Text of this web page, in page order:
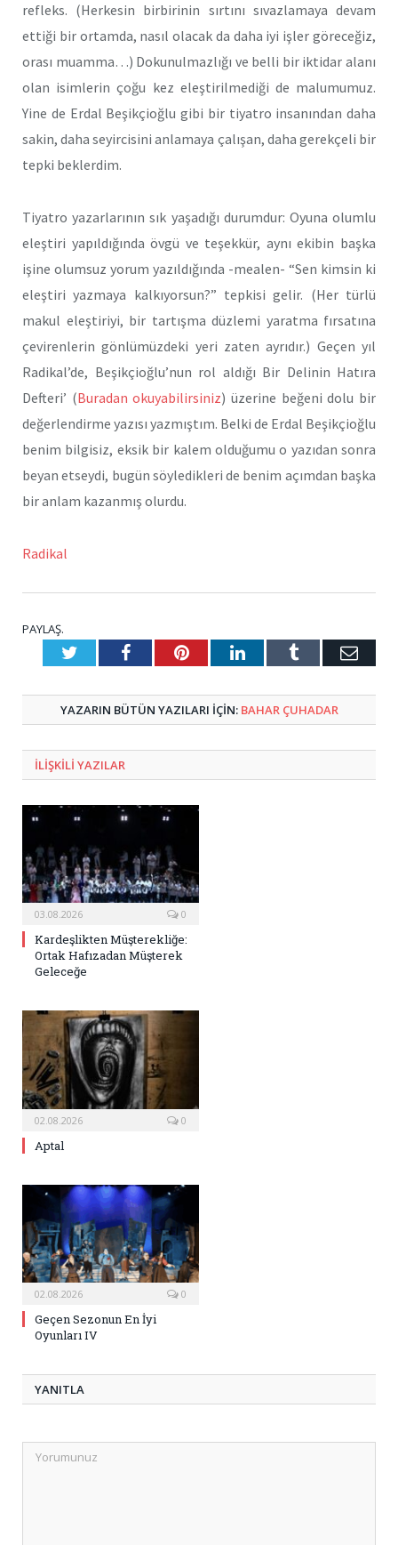
refleks. (Herkesin birbirinin sırtını sıvazlamaya devam
ettiği bir ortamda, nasıl olacak da daha iyi işler göreceğiz,
orası muamma…) Dokunulmazlığı ve belli bir iktidar alanı
olan isimlerin çoğu kez eleştirilmediği de malumumuz.
Yine de Erdal Beşikçioğlu gibi bir tiyatro insanından daha
sakin, daha seyircisini anlamaya çalışan, daha gerekçeli bir
tepki beklerdim.
Tiyatro yazarlarının sık yaşadığı durumdur: Oyuna olumlu
eleştiri yapıldığında övgü ve teşekkür, aynı ekibin başka
işine olumsuz yorum yazıldığında -mealen- “Sen kimsin ki
eleştiri yazmaya kalkıyorsun?” tepkisi gelir. (Her türlü
makul eleştiriyi, bir tartışma düzlemi yaratma fırsatına
çevirenlerin gönlümüzdeki yeri zaten ayrıdır.) Geçen yıl
Radikal’de, Beşikçioğlu’nun rol aldığı Bir Delinin Hatıra
Defteri’ (Buradan okuyabilirsiniz) üzerine beğeni dolu bir
değerlendirme yazısı yazmıştım. Belki de Erdal Beşikçioğlu
benim bilgisiz, eksik bir kalem olduğumu o yazıdan sonra
beyan etseydi, bugün söyledikleri de benim açımdan başka
bir anlam kazanmış olurdu.
Radikal
PAYLAŞ.
TwitterFacebookPinterestLinkedInTumblr E-
YAZARIN BÜTÜN YAZILARI IÇIN: BAHAR ÇUHADAR
ILIŞKILI YAZILAR
03.08.2026 0
Kardeşlikten Müşterekliğe:
Ortak Hafızadan Müşterek
Geleceğe
02.08.2026 0
Aptal
02.08.2026 0
Geçen Sezonun En İyi
Oyunları IV
YANITLA